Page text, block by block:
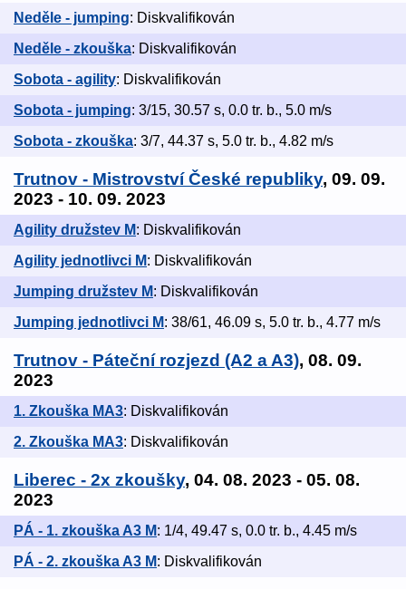
Neděle - jumping: Diskvalifikován
Neděle - zkouška: Diskvalifikován
Sobota - agility: Diskvalifikován
Sobota - jumping: 3/15, 30.57 s, 0.0 tr. b., 5.0 m/s
Sobota - zkouška: 3/7, 44.37 s, 5.0 tr. b., 4.82 m/s
Trutnov - Mistrovství České republiky, 09. 09.
2023 - 10. 09. 2023
Agility družstev M: Diskvalifikován
Agility jednotlivci M: Diskvalifikován
Jumping družstev M: Diskvalifikován
Jumping jednotlivci M: 38/61, 46.09 s, 5.0 tr. b., 4.77 m/s
Trutnov - Páteční rozjezd (A2 a A3), 08. 09.
2023
1. Zkouška MA3: Diskvalifikován
2. Zkouška MA3: Diskvalifikován
Liberec - 2x zkoušky, 04. 08. 2023 - 05. 08.
2023
PÁ - 1. zkouška A3 M: 1/4, 49.47 s, 0.0 tr. b., 4.45 m/s
PÁ - 2. zkouška A3 M: Diskvalifikován